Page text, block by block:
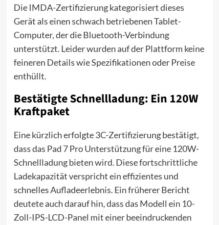
Die IMDA-Zertifizierung kategorisiert dieses
Gerät als einen schwach betriebenen Tablet-
Computer, der die Bluetooth-Verbindung
unterstützt. Leider wurden auf der Plattform keine
feineren Details wie Spezifikationen oder Preise
enthüllt.
Bestätigte Schnellladung: Ein 120W
Kraftpaket
Eine kürzlich erfolgte 3C-Zertifizierung bestätigt,
dass das Pad 7 Pro Unterstützung für eine 120W-
Schnellladung bieten wird. Diese fortschrittliche
Ladekapazität verspricht ein effizientes und
schnelles Aufladeerlebnis. Ein früherer Bericht
deutete auch darauf hin, dass das Modell ein 10-
Zoll-IPS-LCD-Panel mit einer beeindruckenden